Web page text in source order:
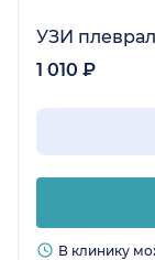
УЗИ
1 010 ₽
В клинику